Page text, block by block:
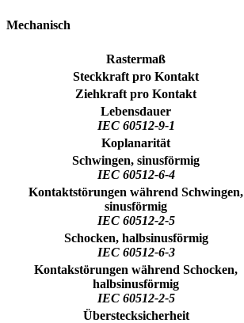
Mechanisch
Rastermaß
Steckkraft pro Kontakt
Ziehkraft pro Kontakt
Lebensdauer
IEC 60512-9-1
Koplanarität
Schwingen, sinusförmig
IEC 60512-6-4
Kontaktstörungen während Schwingen,
sinusförmig
IEC 60512-2-5
Schocken, halbsinusförmig
IEC 60512-6-3
Kontakstörungen während Schocken,
halbsinusförmig
IEC 60512-2-5
Überstecksicherheit